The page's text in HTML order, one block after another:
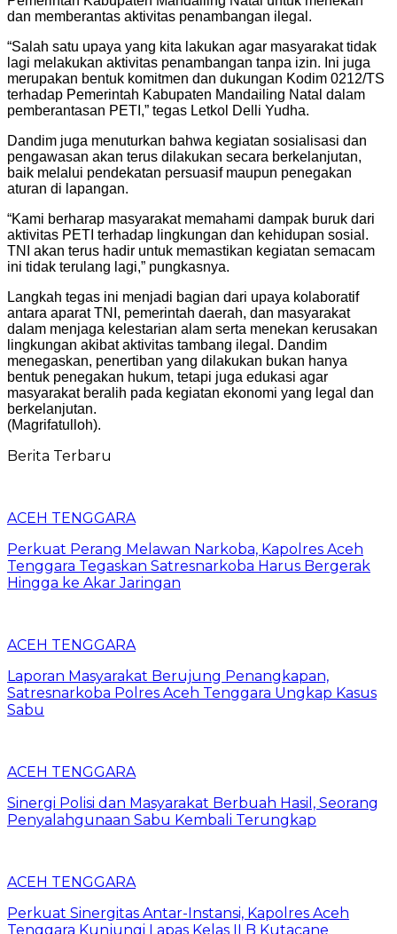
dan memberantas aktivitas penambangan ilegal.
“Salah satu upaya yang kita lakukan agar masyarakat tidak
lagi melakukan aktivitas penambangan tanpa izin. Ini juga
merupakan bentuk komitmen dan dukungan Kodim 0212/TS
terhadap Pemerintah Kabupaten Mandailing Natal dalam
pemberantasan PETI,” tegas Letkol Delli Yudha.
Dandim juga menuturkan bahwa kegiatan sosialisasi dan
pengawasan akan terus dilakukan secara berkelanjutan,
baik melalui pendekatan persuasif maupun penegakan
aturan di lapangan.
“Kami berharap masyarakat memahami dampak buruk dari
aktivitas PETI terhadap lingkungan dan kehidupan sosial.
TNI akan terus hadir untuk memastikan kegiatan semacam
ini tidak terulang lagi,” pungkasnya.
Langkah tegas ini menjadi bagian dari upaya kolaboratif
antara aparat TNI, pemerintah daerah, dan masyarakat
dalam menjaga kelestarian alam serta menekan kerusakan
lingkungan akibat aktivitas tambang ilegal. Dandim
menegaskan, penertiban yang dilakukan bukan hanya
bentuk penegakan hukum, tetapi juga edukasi agar
masyarakat beralih pada kegiatan ekonomi yang legal dan
berkelanjutan.
(Magrifatulloh).
Berita Terbaru
ACEH TENGGARA
Perkuat Perang Melawan Narkoba, Kapolres Aceh
Tenggara Tegaskan Satresnarkoba Harus Bergerak
Hingga ke Akar Jaringan
ACEH TENGGARA
Laporan Masyarakat Berujung Penangkapan,
Satresnarkoba Polres Aceh Tenggara Ungkap Kasus
Sabu
ACEH TENGGARA
Sinergi Polisi dan Masyarakat Berbuah Hasil, Seorang
Penyalahgunaan Sabu Kembali Terungkap
ACEH TENGGARA
Perkuat Sinergitas Antar-Instansi, Kapolres Aceh
Tenggara Kunjungi Lapas Kelas II B Kutacane